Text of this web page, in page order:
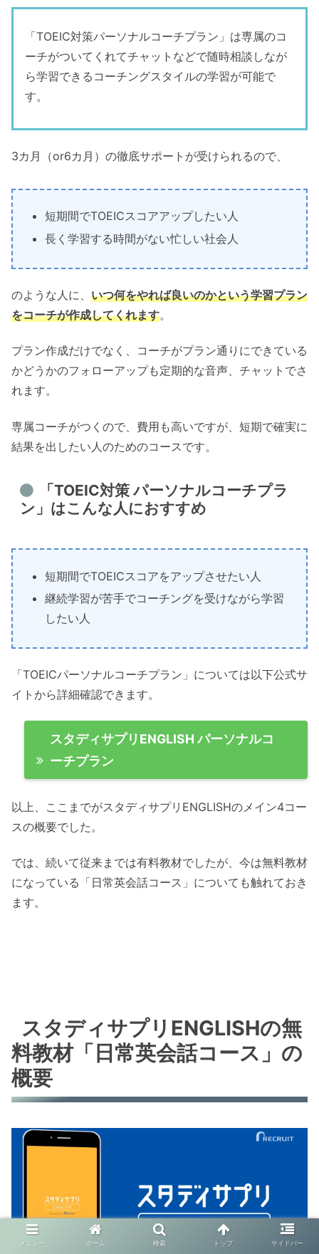
「TOEIC対策パーソナルコーチプラン」は専属のコ
ーチがついてくれてチャットなどで随時相談しなが
ら学習できるコーチングスタイルの学習が可能で
す。
3カ月（or6カ月）の徹底サポートが受けられるので、
短期間でTOEICスコアアップしたい人
長く学習する時間がない忙しい社会人
のような人に、 いつ何をやれば良いのかという学習プラン
をコーチが作成してくれます。
プラン作成だけでなく、コーチがプラン通りにできている
かどうかのフォローアップも定期的な音声、チャットでさ
れます。
専属コーチがつくので、費用も高いですが、短期で確実に
結果を出したい人のためのコースです。
「TOEIC対策 パーソナルコーチプラ
ン」はこんな人におすすめ
短期間でTOEICスコアをアップさせたい人
継続学習が苦手でコーチングを受けながら学習
したい人
「TOEICパーソナルコーチプラン」については以下公式サ
イトから詳細確認できます。
スタディサプリENGLISH パーソナルコ
ーチプラン
以上、ここまでがスタディサプリENGLISHのメイン4コー
スの概要でした。
では、続いて従来までは有料教材でしたが、今は無料教材
になっている「日常英会話コース」についても触れておき
ます。
スタディサプリENGLISHの無
料教材「日常英会話コース」の
概要
メニュー ホーム 検索 トップ サイドバー